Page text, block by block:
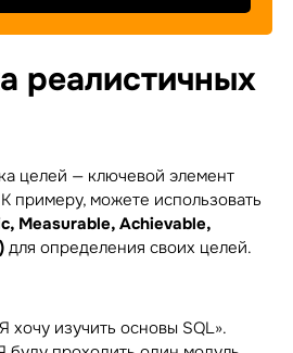
реалистичных
целей — ключевой элемент
примеру, можете использовать
Measurable, Achievable,
для определения своих целей.
хочу изучить основы SQL».